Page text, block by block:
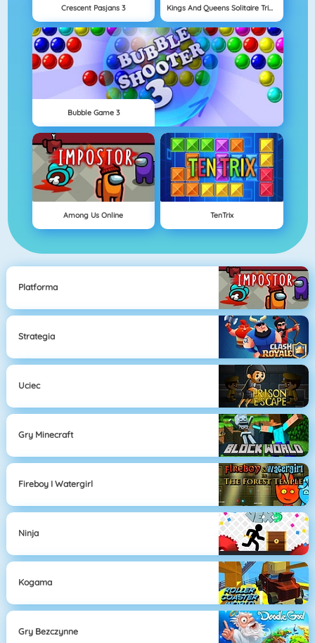
Crescent Pasjans 3 Kings And Queens Solitaire Tripeaks
Bubble Game 3
Among Us Online TenTrix
Platforma
Strategia
Uciec
Gry Minecraft
Fireboy I Watergirl
Ninja
Kogama
Gry Bezczynne